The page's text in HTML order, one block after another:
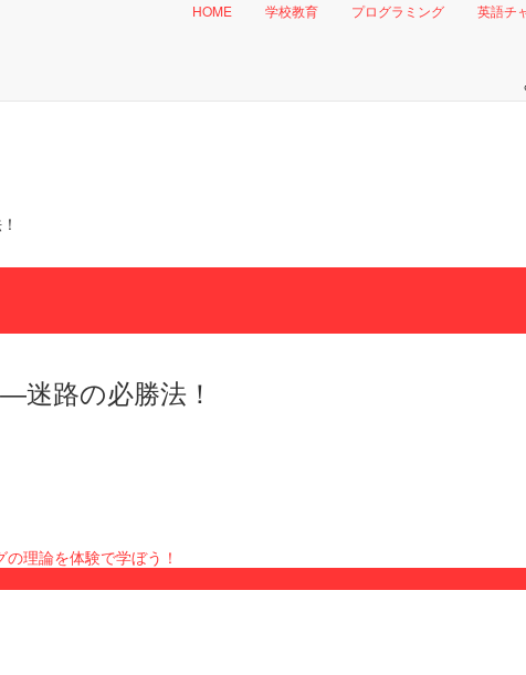
HOME 学校教育 プログラミング 英語チ
路の必勝法！